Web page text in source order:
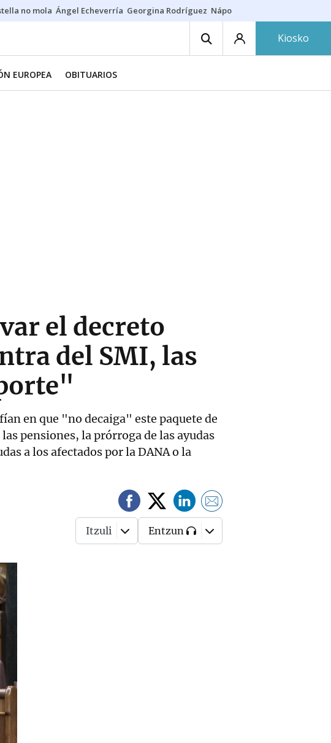
no mola Ángel Echeverría Georgina Rodríguez Nápoles - Osasuna
Kiosko
EUROPEA OBITUARIOS
el decreto
del SMI, las
en que "no decaiga" este paquete de
pensiones, la prórroga de las ayudas
a los afectados por la DANA o la
Itzuli Entzun